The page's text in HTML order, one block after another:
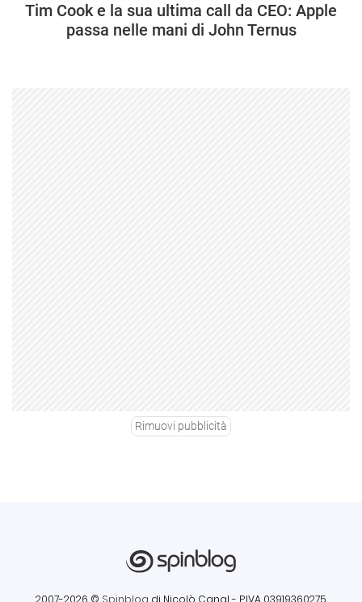
Tim Cook e la sua ultima call da CEO: Apple
passa nelle mani di John Ternus
Rimuovi pubblicità
2007-2026 © Spinblog di Nicolò Canal - P.IVA 03919360275